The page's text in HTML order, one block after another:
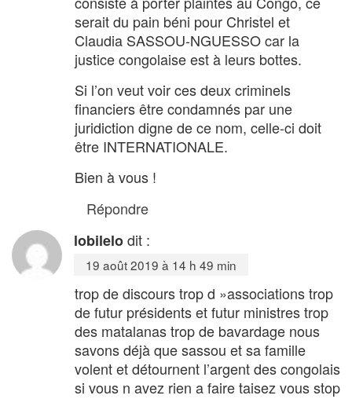
serait du pain béni pour Christel et
Claudia SASSOU-NGUESSO car la
justice congolaise est à leurs bottes.
Si l’on veut voir ces deux criminels
financiers être condamnés par une
juridiction digne de ce nom, celle-ci doit
être INTERNATIONALE.
Bien à vous !
Répondre
lobilelodit :
19 août 2019 à 14 h 49 min
trop de discours trop d »associations trop
de futur présidents et futur ministres trop
des matalanas trop de bavardage nous
savons déjà que sassou et sa famille
volent et détournent l’argent des congolais
si vous n avez rien a faire taisez vous stop